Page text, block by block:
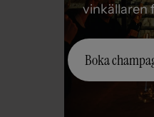
vinkällaren
Boka